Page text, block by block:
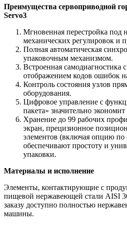
Преимущества сервоприводной
Servo3
Мгновенная перестройка под
механических регулировок и
Полная автоматическая
упаковочным механизмом.
Встроенная самодиагностика
отображением кодов ошибок
Контроль состояния узлов
оборудования.
Цифровое управление с
пакета» значительно экономит
Хранение до 99 рабочих
экран, прецизионное
элементов (включая опцию по
обеспечивают простоту и
упаковки.
Материалы и исполнение
Элементы, контактирующие с
пищевой нержавеющей стали AISI
заказу доступно полностью
машины.